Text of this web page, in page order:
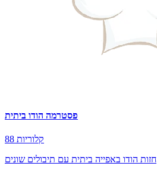
פסטרמה הודו ביתית
88 קלוריות
חזות הודו באפייה ביתית עם תיבולים שונים